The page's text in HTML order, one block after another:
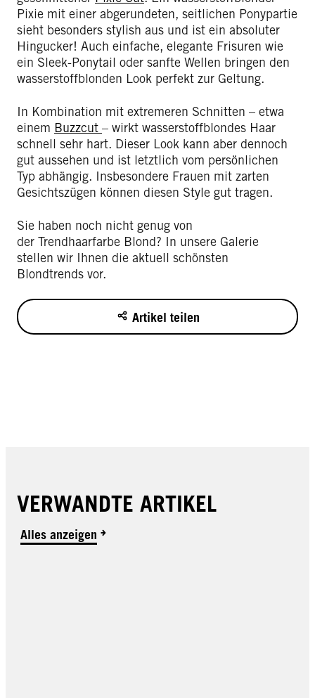
Pixie mit einer abgerundeten, seitlichen Ponypartie
sieht besonders stylish aus und ist ein absoluter
Hingucker! Auch einfache, elegante Frisuren wie
ein Sleek-Ponytail oder sanfte Wellen bringen den
wasserstoffblonden Look perfekt zur Geltung.
In Kombination mit extremeren Schnitten – etwa
einem Buzzcut – wirkt wasserstoffblondes Haar
schnell sehr hart. Dieser Look kann aber dennoch
gut aussehen und ist letztlich vom persönlichen
Typ abhängig. Insbesondere Frauen mit zarten
Gesichtszügen können diesen Style gut tragen.
Sie haben noch nicht genug von
der Trendhaarfarbe Blond? In unsere Galerie
stellen wir Ihnen die aktuell schönsten
Blondtrends vor.
Artikel teilen
VERWANDTE ARTIKEL
Alles anzeigen